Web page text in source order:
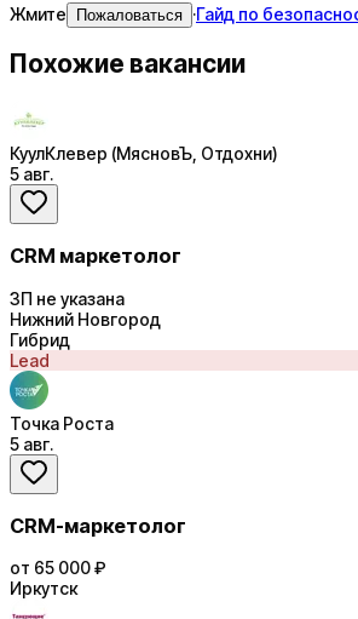
Жмите
Пожаловаться ·Гайд по
Похожие вакансии
КуулКлевер (МясновЪ, Отдохни)
5 авг.
CRM маркетолог
ЗП не указана
Нижний Новгород
Гибрид
Lead
Точка Роста
5 авг.
CRM-маркетолог
от 65 000 ₽
Иркутск